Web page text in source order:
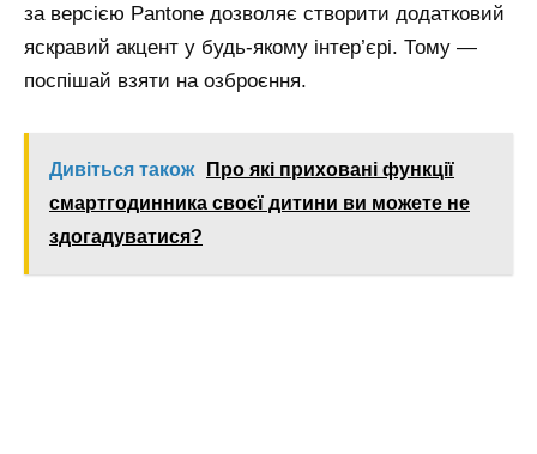
за версією Pantone дозволяє створити додатковий
яскравий акцент у будь-якому інтер’єрі. Тому —
поспішай взяти на озброєння.
Дивіться також
Про які приховані функції
смартгодинника своєї дитини ви можете не
здогадуватися?